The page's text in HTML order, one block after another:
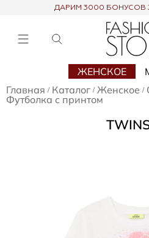
ДАРИМ 3000 БОНУСОВ
ЖЕНСКОЕ
Главная / Каталог / Женское /
Футболка с принтом